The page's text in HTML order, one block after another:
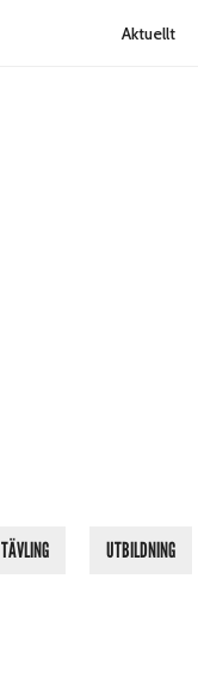
Aktuellt
TÄVLING UTBILDNING